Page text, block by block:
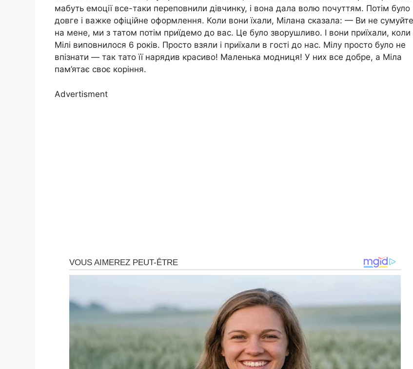
мабуть емоції все-таки переповнили дівчинку, і вона дала волю почуттям. Потім було
довге і важке офіційне оформлення. Коли вони їхали, Мілана сказала: — Ви не сумуйте
на мене, ми з татом потім приїдемо до вас. Це було зворушливо. І вони приїхали, коли
Мілі виповнилося 6 років. Просто взяли і приїхали в гості до нас. Мілу просто було не
впізнати — так тато її нарядив красиво! Маленька модниця! У них все добре, а Міла
пам’ятає своє коріння.
Advertisment